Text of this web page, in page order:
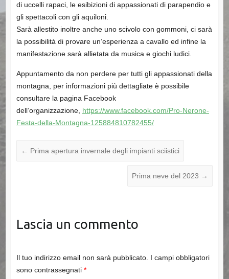
di uccelli rapaci, le esibizioni di appassionati di parapendio e
gli spettacoli con gli aquiloni.
Sarà allestito inoltre anche uno scivolo con gommoni, ci sarà
la possibilità di provare un’esperienza a cavallo ed infine la
manifestazione sarà allietata da musica e giochi ludici.
Appuntamento da non perdere per tutti gli appassionati della
montagna, per informazioni più dettagliate è possibile
consultare la pagina Facebook
dell’organizzazione, https://www.facebook.com/Pro-Nerone-
Festa-della-Montagna-125884810782455/
← Prima apertura invernale degli impianti sciistici
Prima neve del 2023 →
Lascia un commento
Il tuo indirizzo email non sarà pubblicato. I campi obbligatori
sono contrassegnati *